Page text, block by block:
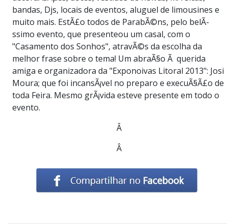
bandas, Djs, locais de eventos, aluguel de limousines e
muito mais. EstÃ£o todos de ParabÃ©ns, pelo belÃ­
ssimo evento, que presenteou um casal, com o
"Casamento dos Sonhos", atravÃ©s da escolha da
melhor frase sobre o tema! Um abraÃ§o Ã querida
amiga e organizadora da "Exponoivas Litoral 2013": Josi
Moura; que foi incansÃ¡vel no preparo e execuÃ§Ã£o de
toda Feira. Mesmo grÃ¡vida esteve presente em todo o
evento.
Â
Â